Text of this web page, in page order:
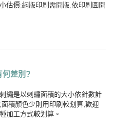
估價;網版印刷需開版,依印刷圖開
何差別?
繡是以刺繡面積的大小依針數計
積顏色少則用印刷較划算,歡迎
加工方式較划算。